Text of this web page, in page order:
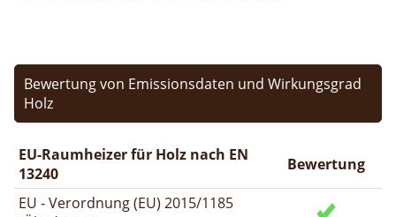
Bewertung von Emissionsdaten und Wirkungsgrad
Holz
EU-Raumheizer für Holz nach EN
13240
Bewertung
EU - Verordnung (EU) 2015/1185